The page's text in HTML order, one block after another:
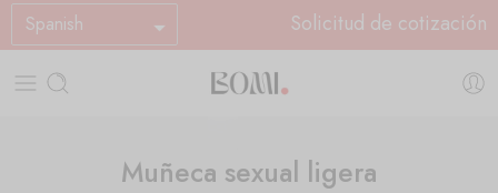
Spanish Solicitud de cotización
Muñeca sexual ligera